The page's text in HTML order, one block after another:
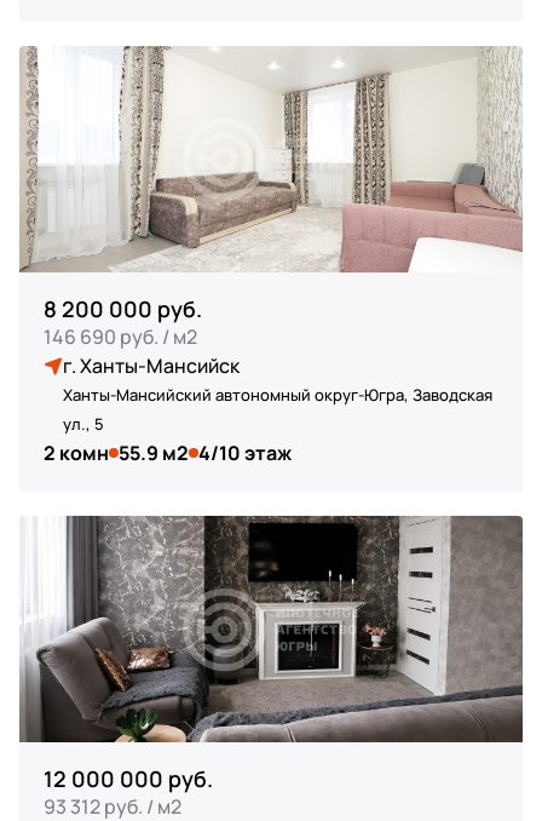
8 200 000 руб.
146 690 руб. / м2
г. Ханты-Мансийск
Ханты-Мансийский автономный округ-Югра, Заводская
ул., 5
2 комн 55.9 м2 4/10 этаж
12 000 000 руб.
93 312 руб. / м2